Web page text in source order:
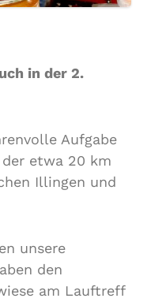
in der 2.
Aufgabe
etwa 20 km
Illingen und
unsere
den
am Lauftreff